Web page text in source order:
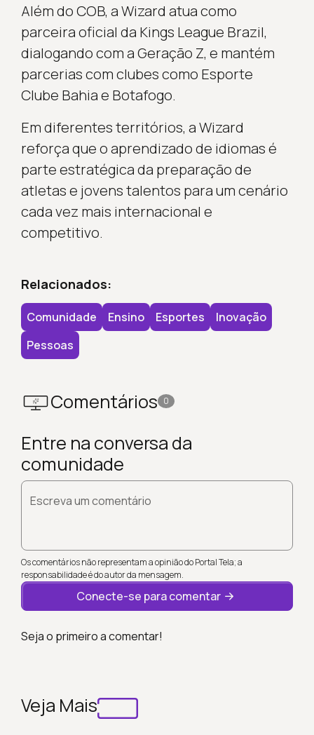
Além do COB, a Wizard atua como
parceira oficial da Kings League Brazil,
dialogando com a Geração Z, e mantém
parcerias com clubes como Esporte
Clube Bahia e Botafogo.
Em diferentes territórios, a Wizard
reforça que o aprendizado de idiomas é
parte estratégica da preparação de
atletas e jovens talentos para um cenário
cada vez mais internacional e
competitivo.
Relacionados:
Comunidade Ensino Esportes
Inovação
Pessoas
Comentários 0
Entre na conversa da
comunidade
Escreva um comentário
Os comentários não representam a opinião do Portal Tela; a
responsabilidade é do autor da mensagem.
Conecte-se para comentar
Seja o primeiro a comentar!
Veja Mais